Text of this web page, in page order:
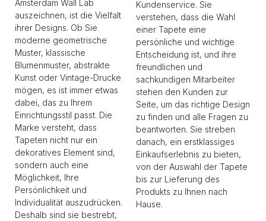
Amsterdam Wall Lab
auszeichnen, ist die Vielfalt
ihrer Designs. Ob Sie
moderne geometrische
Muster, klassische
Blumenmuster, abstrakte
Kunst oder Vintage-Drucke
mögen, es ist immer etwas
dabei, das zu Ihrem
Einrichtungsstil passt. Die
Marke versteht, dass
Tapeten nicht nur ein
dekoratives Element sind,
sondern auch eine
Möglichkeit, Ihre
Persönlichkeit und
Individualität auszudrücken.
Deshalb sind sie bestrebt,
Kundenservice. Sie
verstehen, dass die Wahl
einer Tapete eine
persönliche und wichtige
Entscheidung ist, und ihre
freundlichen und
sachkundigen Mitarbeiter
stehen den Kunden zur
Seite, um das richtige Design
zu finden und alle Fragen zu
beantworten. Sie streben
danach, ein erstklassiges
Einkaufserlebnis zu bieten,
von der Auswahl der Tapete
bis zur Lieferung des
Produkts zu Ihnen nach
Hause.